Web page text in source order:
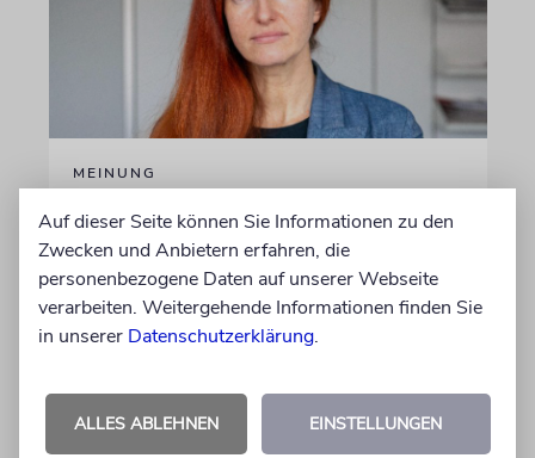
MEINUNG
Danke, Boy George!
Wie die 80er-Jahre-Ikone gegen alle
Widerstände für Israel eintritt, verdient
unseren Dank
Auf dieser Seite können Sie Informationen zu den
Zwecken und Anbietern erfahren, die
personenbezogene Daten auf unserer Webseite
verarbeiten. Weitergehende Informationen finden Sie
in unserer Datenschutzerklärung.
ALLES ABLEHNEN EINSTELLUNGEN